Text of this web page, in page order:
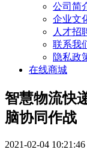
公司简
企业文
人才招
联系我
隐私政
在线商城
智慧物流快
脑协同作战
2021-02-04 10:21:46